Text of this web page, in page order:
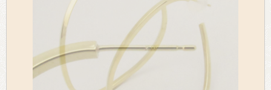
> お知らせ
> キャンペーン情報
> 会社概要